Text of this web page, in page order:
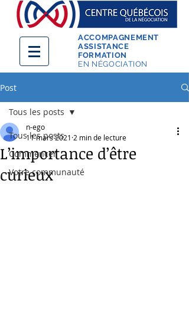
ACCOMPAGNEMENT
ASSISTANCE
FORMATION
EN NÉGOCIATION
Post
Tous les posts
Commencer
Votre communauté
Tous les posts
L’importance d’être
curieux
n-ego
11 mars 2021 2 min de lecture